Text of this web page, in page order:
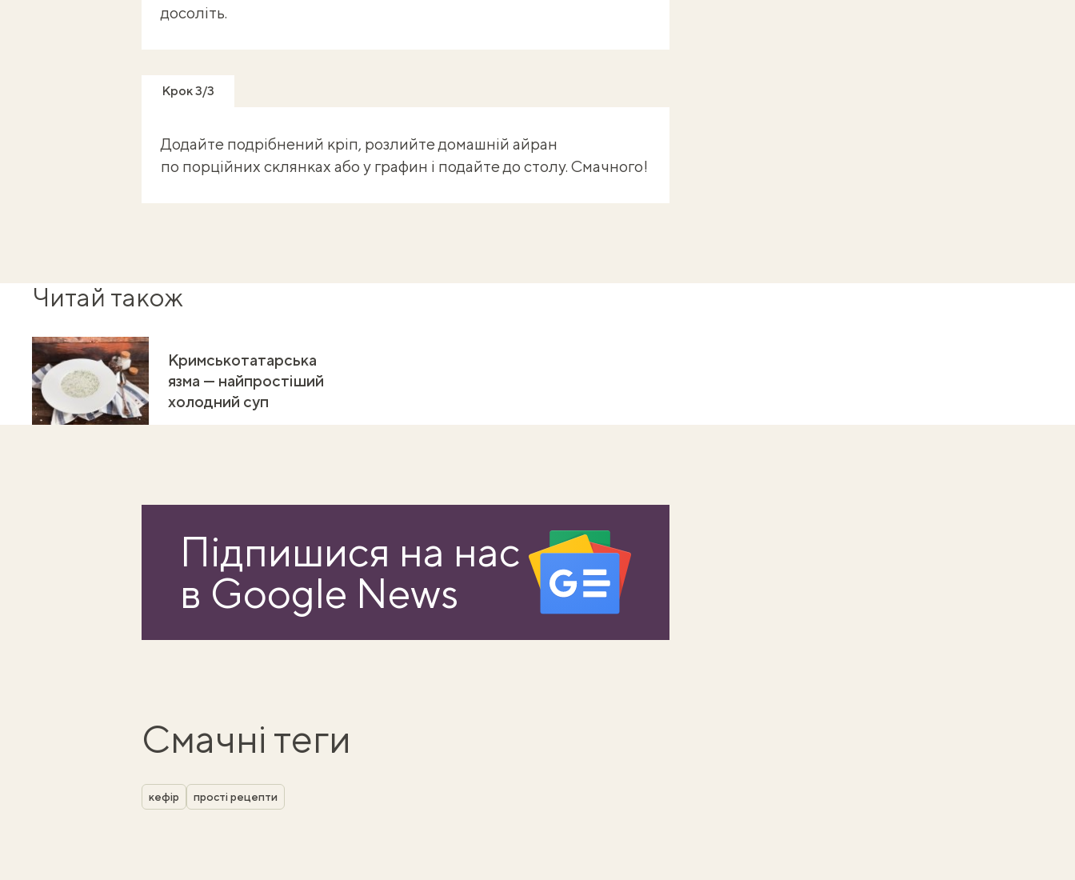
досоліть.
Крок 3/3
Додайте подрібнений кріп, розлийте домашній айран
по порційних склянках або у графин і подайте до столу. Смачного!
Читай також
Кримськотатарська
язма — найпростіший
холодний суп
Підпишися на нас
в Google News
Смачні теги
кефір прості рецепти